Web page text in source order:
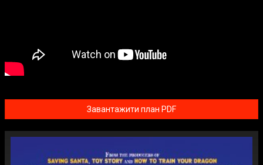
Завантажити план PDF